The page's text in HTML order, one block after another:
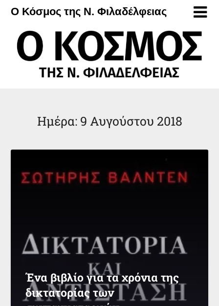
Μετάβαση
περιεχόμενο
Ο Κόσμος της Ν. Φιλαδέλφειας
Ημέρα: 9 Αυγούστου 2018
Ένα βιβλίο για τα χρόνια της
δικτατορίας των